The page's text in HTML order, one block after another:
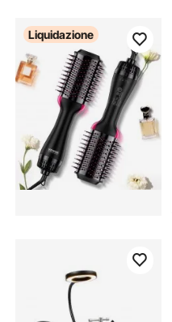
pistole compressore
pistola aria
compressore aria con
Liquidazione